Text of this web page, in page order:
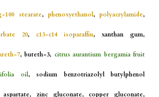
100 stearate,phenoxyethanol,polyacrylamide,
20, c13-c14 isoparaffin, xanthan gum,
7, buteth-3, citrus aurantium bergamia fruit
oil, sodium benzotriazolyl butylphenol
aspartate, zinc gluconate, copper gluconate,